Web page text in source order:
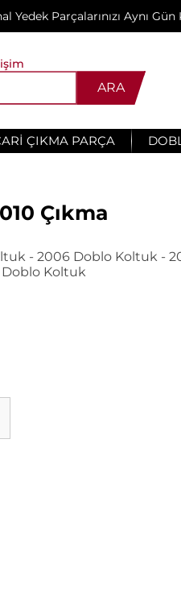
Yedek Parçalarınızı Aynı
ARA
ÇIKMA PARÇA
Çıkma
- 2006 Doblo Koltuk -
Koltuk